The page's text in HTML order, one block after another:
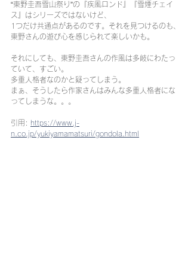
“東野圭吾雪山祭り”の『疾風ロンド』『雪煙チェイ
ス』はシリーズではないけど、
1つだけ共通点があるのです。それを見つけるのも、
東野さんの遊び心を感じられて楽しいかも。
それにしても、東野圭吾さんの作風は多岐にわたっ
ていて、すごい。
多重人格者なのかと疑ってしまう。
まぁ、そうしたら作家さんはみんな多重人格者にな
ってしまうな。。。
引用: https://www.j-
n.co.jp/yukiyamamatsuri/gondola.html